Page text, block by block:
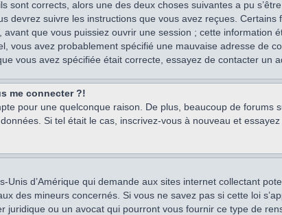
sont corrects, alors une des deux choses suivantes a pu
devrez suivre les instructions que vous avez reçues.
que vous puissiez ouvrir une session ; cette information
vous avez probablement spécifié une mauvaise adresse de
vous avez spécifiée était correcte, essayez de contacter un
me connecter ?!
pour une quelconque raison. De plus, beaucoup de forums
Si tel était le cas, inscrivez-vous à nouveau et
Unis d’Amérique qui demande aux sites internet collectant
des mineurs concernés. Si vous ne savez pas si cette loi
ou un avocat qui pourront vous fournir ce type de